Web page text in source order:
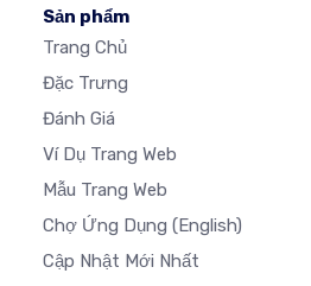
Sản phẩm
Trang Chủ
Đặc Trưng
Đánh Giá
Ví Dụ Trang Web
Mẫu Trang Web
Chợ Ứng Dụng (English)
Cập Nhật Mới Nhất